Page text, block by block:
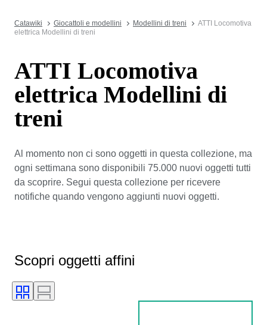
Catawiki Giocattoli e modellini Modellini di treni
ATTI Locomotiva
elettrica Modellini di treni
ATTI Locomotiva
elettrica Modellini di
treni
Al momento non ci sono oggetti in questa collezione, ma
ogni settimana sono disponibili 75.000 nuovi oggetti tutti
da scoprire. Segui questa collezione per ricevere
notifiche quando vengono aggiunti nuovi oggetti.
Scopri oggetti affini